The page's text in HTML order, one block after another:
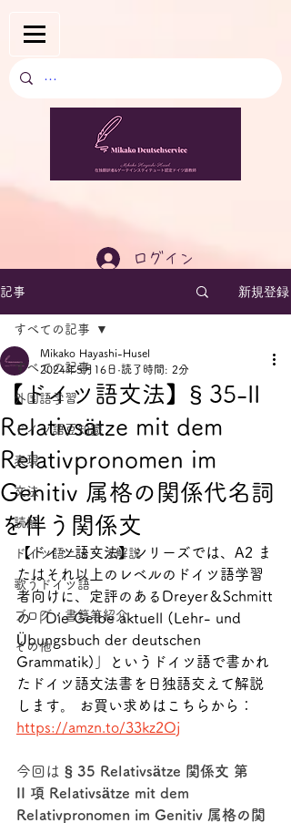
ログイン
記事 新規登録
すべての記事
外国語学習
ドイツ語豆知識
表現
文法
読解
ドイツ語ニュース解説
歌うドイツ語
ブログ・書籍等紹介
その他
すべての記事
【ドイツ語文法】§ 35-II
Relativsätze mit dem
Relativpronomen im
Genitiv 属格の関係代名詞
を伴う関係文
Mikako Hayashi-Husel
2024年5月16日 読了時間: 2分
【ドイツ語文法】シリーズでは、A2 ま
たはそれ以上のレベルのドイツ語学習
者向けに、定評のあるDreyer＆Schmitt
の「Die Gelbe aktuell (Lehr- und
Übungsbuch der deutschen
Grammatik)」というドイツ語で書かれ
たドイツ語文法書を日独語交えて解説
します。 お買い求めはこちらから：
https://amzn.to/33kz2Oj
今回は § 35 Relativsätze 関係文 第
II 項 Relativsätze mit dem
Relativpronomen im Genitiv 属格の関